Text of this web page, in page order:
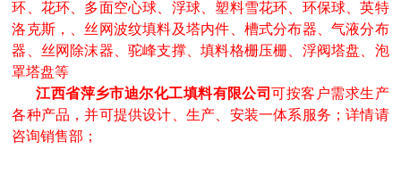
环、花环、多面空心球、浮球、塑料雪花环、环保球、英特
洛克斯，、丝网波纹填料及塔内件、槽式分布器、气液分布
器、丝网除沫器、驼峰支撑、填料格栅压栅、浮阀塔盘、泡
罩塔盘等
江西省萍乡市迪尔化工填料有限公司可按客户需求生产
各种产品，并可提供设计、生产、安装一体系服务；详情请
咨询销售部；